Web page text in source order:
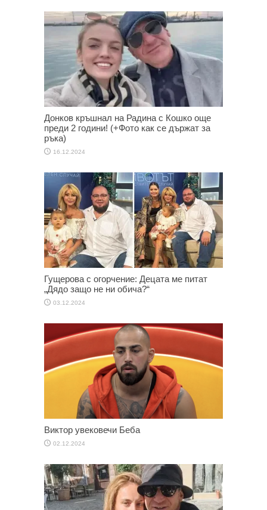
Донков кръшнал на Радина с Кошко още
преди 2 години! (+Фото как се държат за
ръка)
16.12.2024
Гущерова с огорчение: Децата ме питат
„Дядо защо не ни обича?“
03.12.2024
Виктор увековечи Беба
02.12.2024